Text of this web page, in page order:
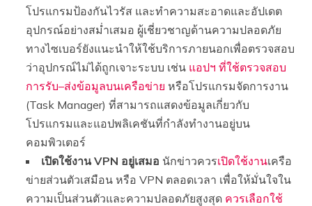
โปรแกรมป้องกันไวรัส และทำความสะอาดและอัปเดต
อุปกรณ์อย่างสม่ำเสมอ ผู้เชี่ยวชาญด้านความปลอดภัย
ทางไซเบอร์ยังแนะนำให้ใช้บริการภายนอกเพื่อตรวจสอบ
ว่าอุปกรณ์ไม่ได้ถูกเจาะระบบ เช่น แอปฯ ที่ใช้ตรวจสอบ
การรับ–ส่งข้อมูลบนเครือข่าย หรือโปรแกรมจัดการงาน
(Task Manager) ที่สามารถแสดงข้อมูลเกี่ยวกับ
โปรแกรมและแอปพลิเคชันที่กำลังทำงานอยู่บน
คอมพิวเตอร์
เปิดใช้งาน VPN อยู่เสมอ นักข่าวควรเปิดใช้งานเครือ
ข่ายส่วนตัวเสมือน หรือ VPN ตลอดเวลา เพื่อให้มั่นใจใน
ความเป็นส่วนตัวและความปลอดภัยสูงสุด ควรเลือกใช้